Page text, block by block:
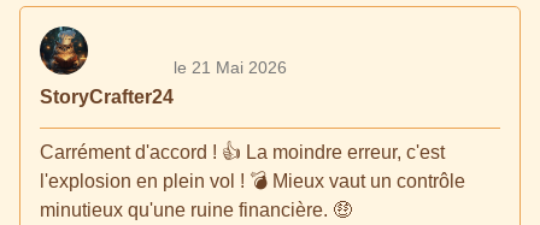
StoryCrafter24
le 21 Mai 2026
Carrément d'accord ! 👍 La moindre erreur, c'est
l'explosion en plein vol ! 💣 Mieux vaut un contrôle
minutieux qu'une ruine financière. 🤑